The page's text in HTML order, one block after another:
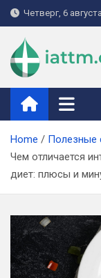
Skip
to
content
Четверг, 6
Home
Полезные
Чем отличается
диет: плюсы и